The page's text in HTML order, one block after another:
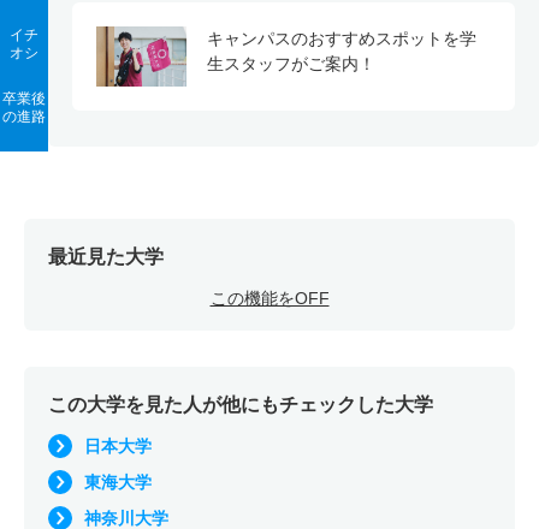
イチ
オシ
卒業後
の進路
キャンパスのおすすめスポットを学
生スタッフがご案内！
最近見た大学
この機能をOFF
この大学を見た人が他にもチェックした大学
日本大学
東海大学
神奈川大学